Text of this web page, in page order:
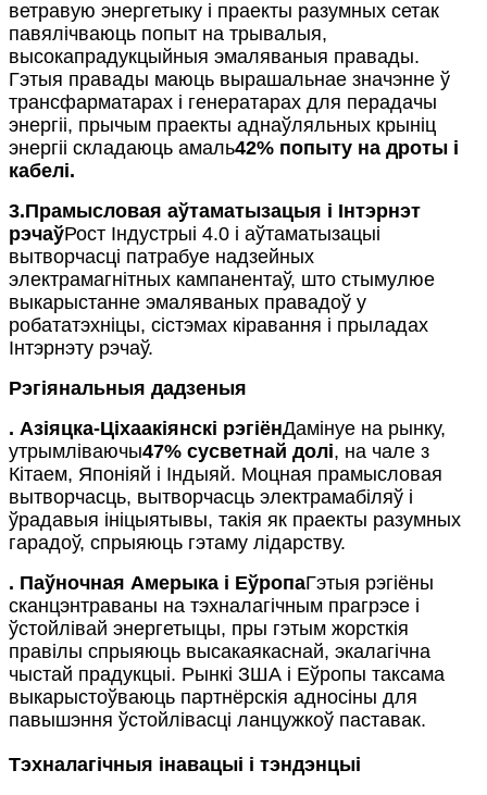
ветравую энергетыку і праекты разумных сетак
павялічваюць попыт на трывалыя,
высокапрадукцыйныя эмаляваныя правады.
Гэтыя правады маюць вырашальнае значэнне ў
трансфарматарах і генератарах для перадачы
энергіі, прычым праекты аднаўляльных крыніц
энергіі складаюць амаль42% попыту на дроты і
кабелі.
3.Прамысловая аўтаматызацыя і Інтэрнэт
рэчаўРост Індустрыі 4.0 і аўтаматызацыі
вытворчасці патрабуе надзейных
электрамагнітных кампанентаў, што стымулюе
выкарыстанне эмаляваных правадоў у
робататэхніцы, сістэмах кіравання і прыладах
Інтэрнэту рэчаў.
Рэгіянальныя дадзеныя
. Азіяцка-Ціхаакіянскі рэгіёнДамінуе на рынку,
утрымліваючы47% сусветнай долі, на чале з
Кітаем, Японіяй і Індыяй. Моцная прамысловая
вытворчасць, вытворчасць электрамабіляў і
ўрадавыя ініцыятывы, такія як праекты разумных
гарадоў, спрыяюць гэтаму лідарству.
. Паўночная Амерыка і ЕўропаГэтыя рэгіёны
сканцэнтраваны на тэхналагічным прагрэсе і
ўстойлівай энергетыцы, пры гэтым жорсткія
правілы спрыяюць высакаякаснай, экалагічна
чыстай прадукцыі. Рынкі ЗША і Еўропы таксама
выкарыстоўваюць партнёрскія адносіны для
павышэння ўстойлівасці ланцужкоў паставак.
Тэхналагічныя інавацыі і тэндэнцыі